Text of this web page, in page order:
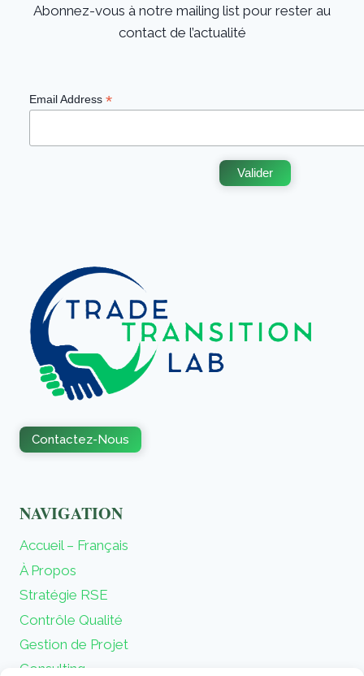
Abonnez-vous à notre mailing list pour rester au
contact de l’actualité
Email Address *
Contactez-Nous
NAVIGATION
Accueil – Français
À Propos
Stratégie RSE
Contrôle Qualité
Gestion de Projet
Consulting